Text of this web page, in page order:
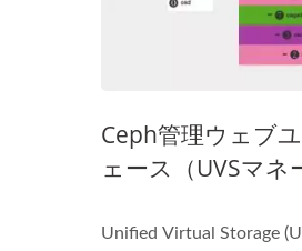
Ceph管理ウェブ
ェース（UVSマネ
Unified Virtual Storage